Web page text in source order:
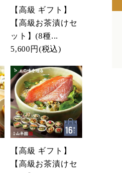
【高級 ギフト】
【高級お茶漬けセ
ット】(8種...
5,600円 (税込)
【高級 ギフト】
【高級お茶漬けセ